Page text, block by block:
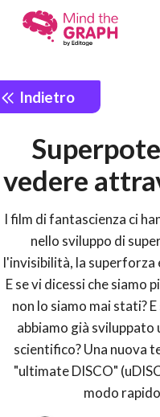
Indietro
vedere
I film di fantascienza ci
nello sviluppo di
l'invisibilità, la
E se vi dicessi che siamo
non lo siamo mai stati?
abbiamo già sviluppato
scientifico? Una nuova
"ultimate DISCO"
modo